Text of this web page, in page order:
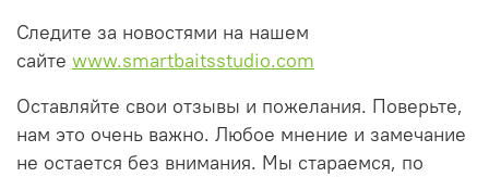
Следите за новостями на нашем
сайте www.smartbaitsstudio.com
Оставляйте свои отзывы и пожелания. Поверьте,
нам это очень важно. Любое мнение и замечание
не остается без внимания. Мы стараемся, по